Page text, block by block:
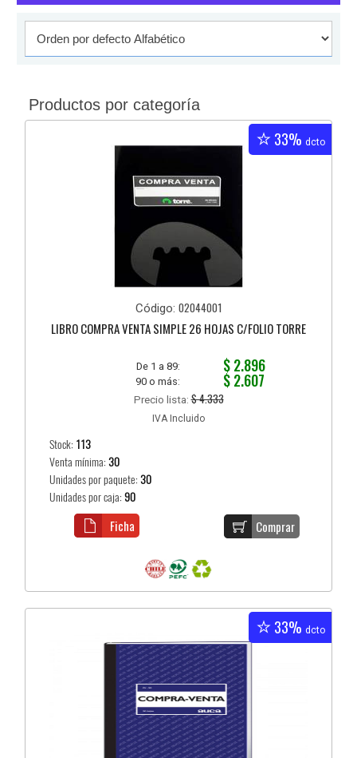
Productos por categoría
33% dcto
Código: 02044001
LIBRO COMPRA VENTA SIMPLE 26 HOJAS C/FOLIO TORRE
De 1 a 89: $ 2.896
90 o más: $ 2.607
Precio lista:$ 4.333
IVA Incluido
Stock: 113
Venta mínima:30
Unidades por paquete:30
Unidades por caja:90
Comprar
Ficha
33% dcto